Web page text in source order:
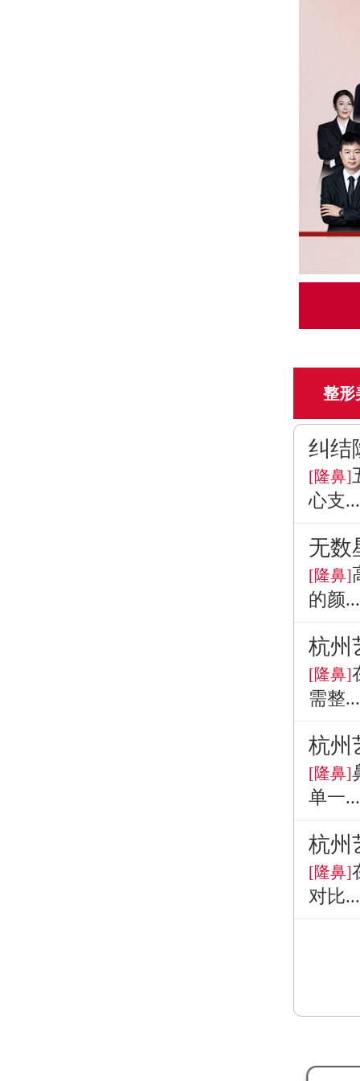
整形
纠结
[隆鼻]
心支...
无数
[隆鼻]
的颜...
杭州
[隆鼻]
需整...
杭州
[隆鼻]
单一...
杭州
[隆鼻]
对比...